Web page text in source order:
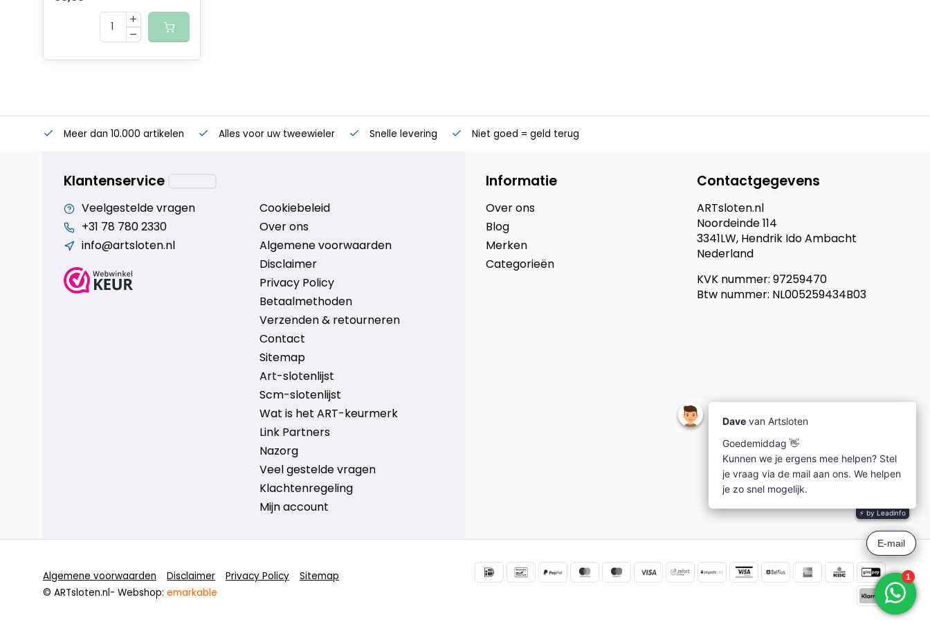
De houder kan ook gemonteerd worden met 2 meegeleverde flexibele
Meer dan 10.000 artikelen Alles voor uw tweewieler Snelle levering Niet goed = geld terug
Klantenservice
Veelgestelde vragen
+31 78 780 2330
info@artsloten.nl
Cookiebeleid
Over ons
Algemene voorwaarden
Disclaimer
Privacy Policy
Betaalmethoden
Verzenden & retourneren
Contact
Sitemap
Art-slotenlijst
Scm-slotenlijst
Wat is het ART-keurmerk
Link Partners
Nazorg
Veel gestelde vragen
Klachtenregeling
Mijn account
Informatie
Over ons
Blog
Merken
Categorieën
Contactgegevens
ARTsloten.nl
Noordeinde 114
3341LW, Hendrik Ido Ambacht
Nederland
KVK nummer: 97259470
Btw nummer: NL005259434B03
Algemene voorwaarden Disclaimer Privacy Policy
Sitemap
© ARTsloten.nl- Webshop: emarkable